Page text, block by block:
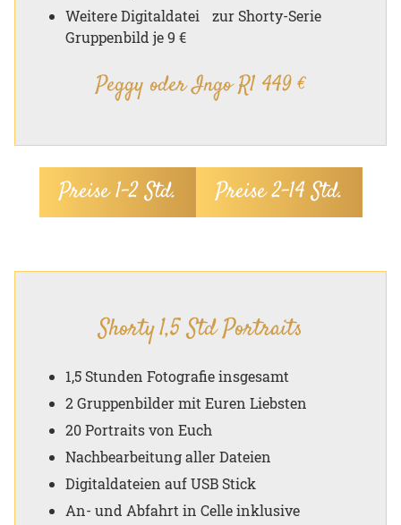
Weitere Digitaldatei zur Shorty-Serie
Gruppenbild je 9 €
Peggy oder Ingo R1 449 €
Preise 1–2 Std. Preise 2–14 Std.
Shorty 1,5 Std Portraits
1,5 Stunden Fotografie insgesamt
2 Gruppenbilder mit Euren Liebsten
20 Portraits von Euch
Nachbearbeitung aller Dateien
Digitaldateien auf USB Stick
An- und Abfahrt in Celle inklusive